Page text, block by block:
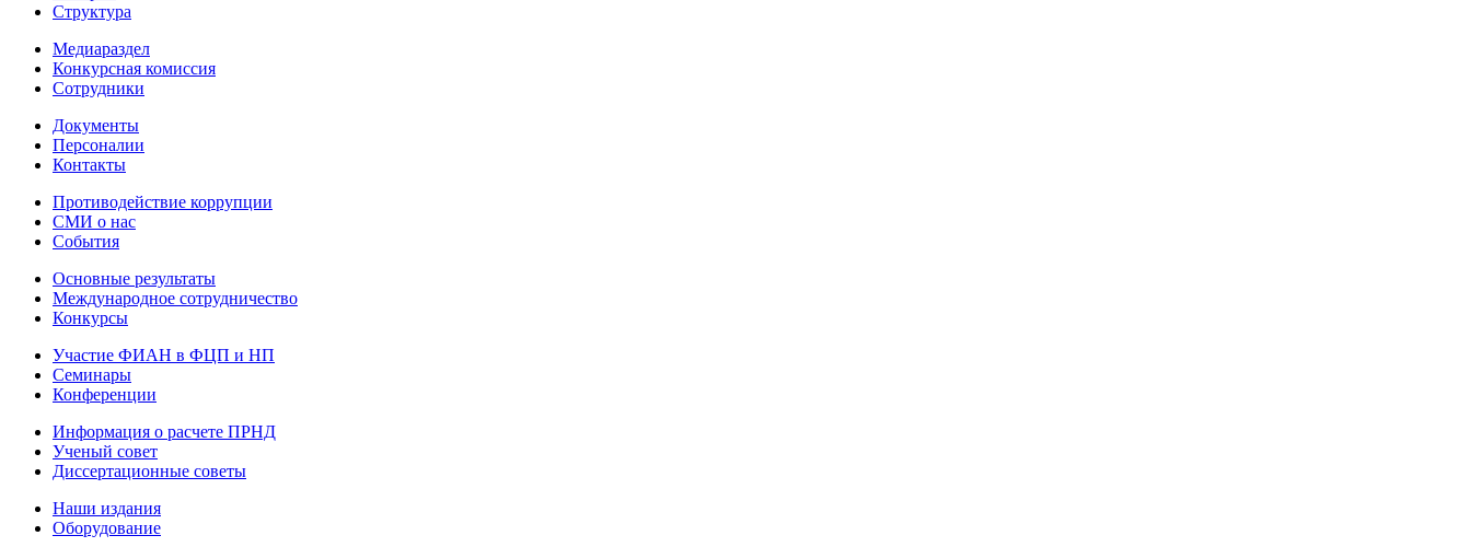
Структура
Медиараздел
Конкурсная комиссия
Сотрудники
Документы
Персоналии
Контакты
Противодействие коррупции
СМИ о нас
События
Основные результаты
Международное сотрудничество
Конкурсы
Участие ФИАН в ФЦП и НП
Семинары
Конференции
Информация о расчете ПРНД
Ученый совет
Диссертационные советы
Наши издания
Оборудование